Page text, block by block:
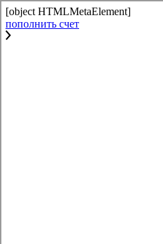
[object HTMLMetaElement]
пополнить счет